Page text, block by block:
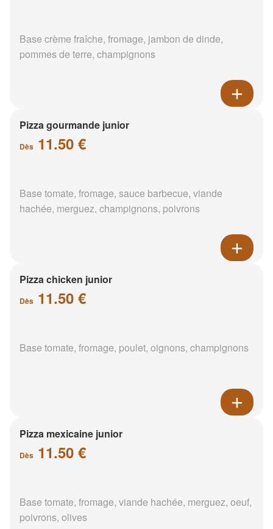
Base crème fraîche, fromage, jambon de dinde,
pommes de terre, champignons
Pizza gourmande junior
Dès 11.50 €
Base tomate, fromage, sauce barbecue, viande
hachée, merguez, champignons, poivrons
Pizza chicken junior
Dès 11.50 €
Base tomate, fromage, poulet, oignons, champignons
Pizza mexicaine junior
Dès 11.50 €
Base tomate, fromage, viande hachée, merguez, oeuf,
poivrons, olives